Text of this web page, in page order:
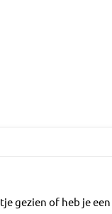
gezien of heb je een